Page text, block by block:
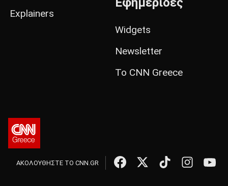
Explainers
Widgets
Newsletter
Το CNN Greece
ΑΚΟΛΟΥΘΗΣΤΕ ΤΟ CNN.GR